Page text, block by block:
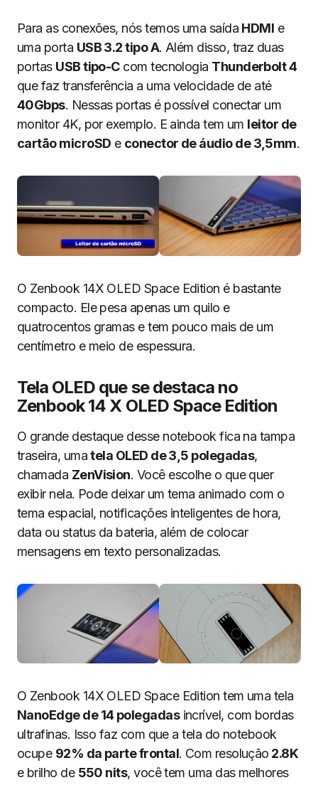
Para as conexões, nós temos uma saída HDMI e
uma porta USB 3.2 tipo A. Além disso, traz duas
portas USB tipo-Ccom tecnologia Thunderbolt 4
que faz transferência a uma velocidade de até
40Gbps. Nessas portas é possível conectar um
monitor 4K, por exemplo. E ainda tem um leitor de
cartão microSD e conector de áudio de 3,5mm.
O Zenbook 14X OLED Space Edition é bastante
compacto. Ele pesa apenas um quilo e
quatrocentos gramas e tem pouco mais de um
centímetro e meio de espessura.
Tela OLED que se destaca no
Zenbook 14 X OLED Space Edition
O grande destaque desse notebook fica na tampa
traseira, umatela OLED de 3,5 polegadas,
chamada ZenVision. Você escolhe o que quer
exibir nela. Pode deixar um tema animado com o
tema espacial, notificações inteligentes de hora,
data ou status da bateria, além de colocar
mensagens em texto personalizadas.
O Zenbook 14X OLED Space Edition tem uma tela
NanoEdge de 14 polegadasincrível, com bordas
ultrafinas. Isso faz com que a tela do notebook
ocupe 92% da parte frontal. Com resolução 2.8K
e brilho de 550 nits, você tem uma das melhores